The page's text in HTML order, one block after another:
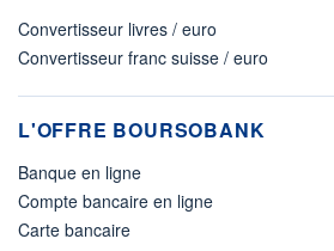
Convertisseur livres / euro
Convertisseur franc suisse / euro
L'OFFRE BOURSOBANK
Banque en ligne
Compte bancaire en ligne
Carte bancaire